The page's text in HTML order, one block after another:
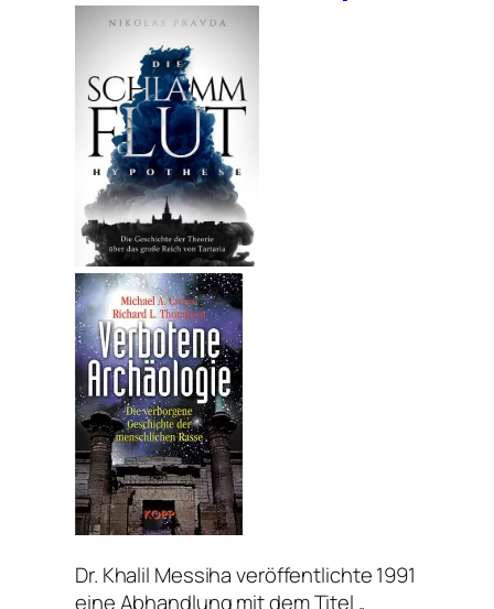
Dr. Khalil Messiha veröffentlichte 1991
eine Abhandlung mit dem Titel „